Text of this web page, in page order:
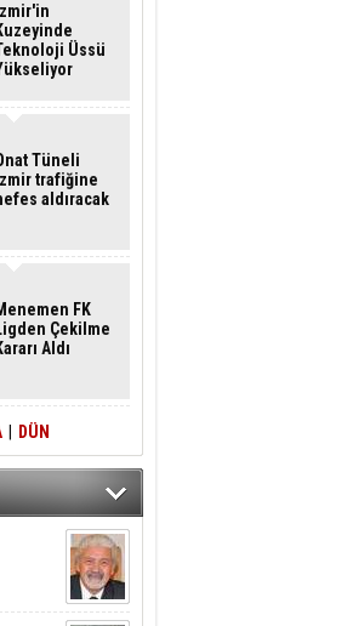
Üssü
Tüneli
trafiğine
aldıracak
FK
Çekilme
Aldı
DÜN